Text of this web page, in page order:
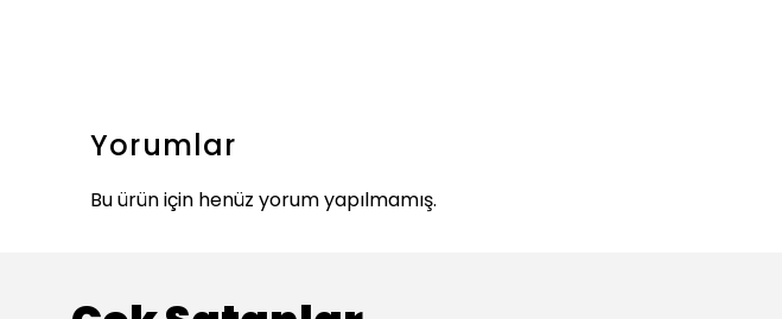
Yorumlar
Bu ürün için henüz yorum yapılmamış.